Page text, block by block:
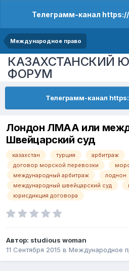
Телеграмм-канал
Международное право
КАЗАХСТАНСКИЙ
ФОРУМ
Телеграмм-канал
Лондон ЛМАА или
Швейцарский суд
казахстан турция
арбитраж
договор морской перевозки
международный арбитраж
лоднон
международный швейцарский суд
юрисдикция договора
Автор: studious woman
11 Сентября 2015 в Международное